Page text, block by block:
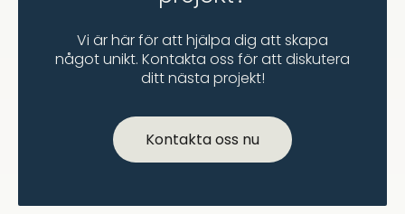
Vi är här för att hjälpa dig att skapa
något unikt. Kontakta oss för att diskutera
ditt nästa projekt!
Kontakta oss nu